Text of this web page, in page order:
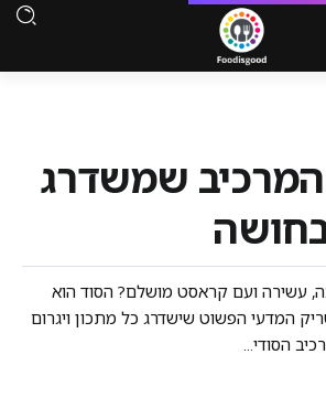
שמשדרג
עשירה ועם קראסט מושלם? הסוד הוא
המדעי הפשוט שישדרג כל מתכון ויגרום
הסודי...